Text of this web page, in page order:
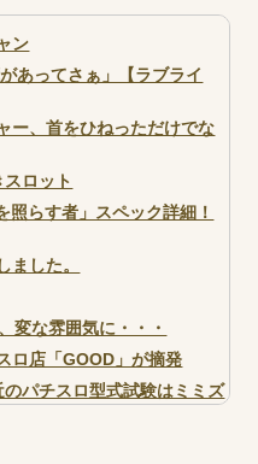
度が公開される！みんなの体感
ン
あってさぁ」【ラブライ
ー、首をひねっただけでな
ロット
照らす者」スペック詳細！
ました。
変な雰囲気に・・・
ロ店「GOOD」が摘発
のパチスロ型式試験はミミズ